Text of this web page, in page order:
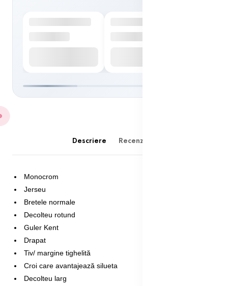
Descriere Recenzii(1)
Monocrom
Jerseu
Bretele normale
Decolteu rotund
Guler Kent
Drapat
Tiv/ margine tighelită
Croi care avantajează silueta
Decolteu larg